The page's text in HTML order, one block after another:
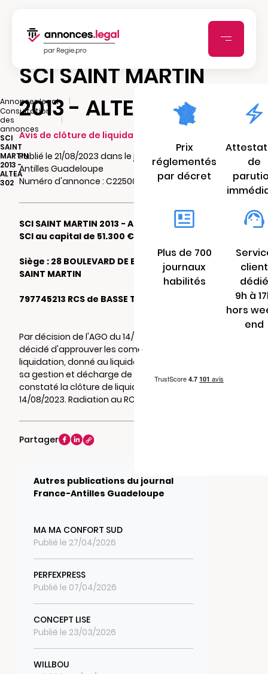
Annonces.legal
|
Consultation
des
annonces
|
SCI
SAINT
MARTIN
2013 -
ALTEA
302
SCI SAINT MARTIN
2013 - ALTEA 302
Avis de clôture de liquidation
Publié le 21/08/2023 dans le journal France-
Antilles Guadeloupe
Numéro d'annonce : C2250018045sw
SCI SAINT MARTIN 2013 - ALTEA 302
SCI au capital de 51.300 €
Siège : 28 BOULEVARD DE BELLEVUE 97150
SAINT MARTIN
797745213 RCS de BASSE TERRE
Par décision de l'AGO du 14/08/2023, il a été
décidé d'approuver les comptes de
liquidation, donné au liquidateur , quitus de
sa gestion et décharge de son mandat et
constaté la clôture de liquidation au
14/08/2023. Radiation au RCS de BASSE TERRE.
Partager
Autres publications du journal
France-Antilles Guadeloupe
MA MA CONFORT SUD
Publié le 27/04/2026
PERFEXPRESS
Publié le 07/04/2026
CONCEPT LISE
Publié le 23/03/2026
WILLBOU
Prix
réglementés
par décret
de
Plus de 700
journaux
habilités
client
dédié
9h à
hors
end